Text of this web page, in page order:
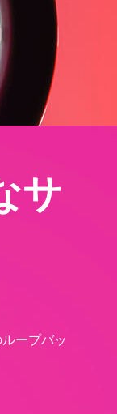
サ
ープバッ